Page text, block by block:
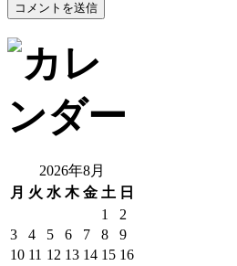
2026年8月
月 火 水 木 金 土 日
1
2
3
4 5 6 7 8
9
10 11 12 13 14 15 16